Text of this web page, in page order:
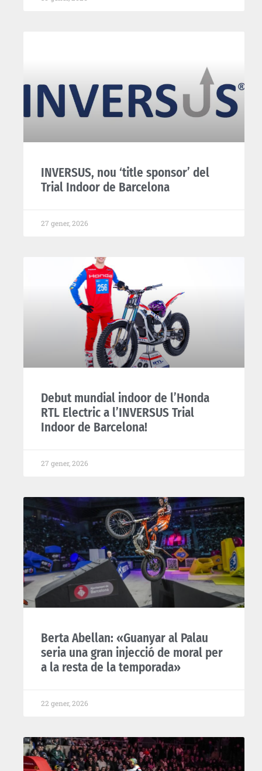
INVERSUS, nou ‘title sponsor’ del
Trial Indoor de Barcelona
27 gener, 2026
Debut mundial indoor de l’Honda
RTL Electric a l’INVERSUS Trial
Indoor de Barcelona!
27 gener, 2026
Berta Abellan: «Guanyar al Palau
seria una gran injecció de moral per
a la resta de la temporada»
22 gener, 2026